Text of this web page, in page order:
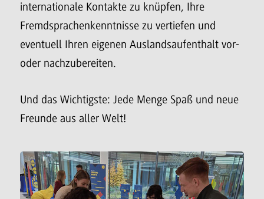
internationale Kontakte zu knüpfen, Ihre
Fremdsprachenkenntnisse zu vertiefen und
eventuell Ihren eigenen Auslandsaufenthalt vor-
oder nachzubereiten.
Und das Wichtigste: Jede Menge Spaß und neue
Freunde aus aller Welt!